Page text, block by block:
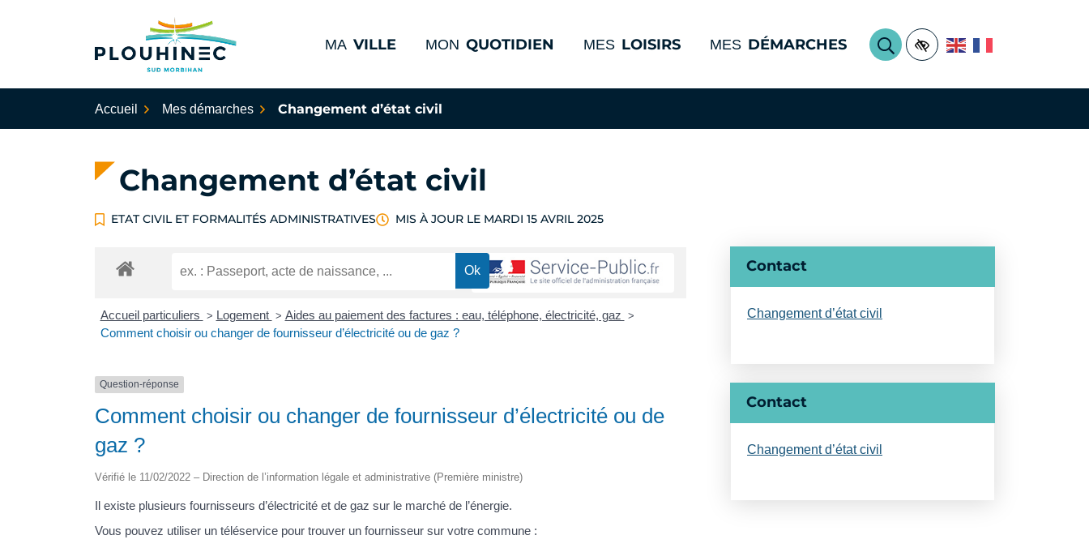
Plouhinec Sud Morbihan
MA VILLE MON QUOTIDIEN MES LOISIRS MES DÉMARCHES
RECHERCHER
Accessibilité
Accueil Mes démarches Changement d’état civil
Changement d’état civil
ETAT CIVIL ET FORMALITÉS ADMINISTRATIVES MIS À JOUR LE MARDI 15 AVRIL 2025
Accueil particuliers > Logement > Aides au paiement des factures : eau, téléphone, électricité, gaz >
Comment choisir ou changer de fournisseur d’électricité ou de gaz ?
Question-réponse
Comment choisir ou changer de fournisseur d’électricité ou de
gaz ?
Vérifié le 11/02/2022 – Direction de l’information légale et administrative (Première ministre)
Il existe plusieurs fournisseurs d’électricité et de gaz sur le marché de l’énergie.
Vous pouvez utiliser un téléservice pour trouver un fournisseur sur votre commune :
Informations
Contact
Changement d’état civil
Contact
Changement d’état civil